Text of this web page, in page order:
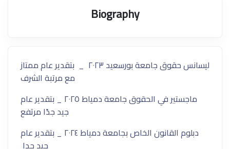
Biography
ليسانس حقوق جامعة بورسعيد ٢٠٢٣ _ بتقدير عام ممتاز
مع مرتبة الشرف
ماجستير في الحقوق جامعة دمياط ٢٠٢٥ _ بتقدير عام
جيد جدًا مرتفع
دبلوم القانون الخاص بجامعة دمياط ٢٠٢٤ _ بتقدير عام
جيد جدا